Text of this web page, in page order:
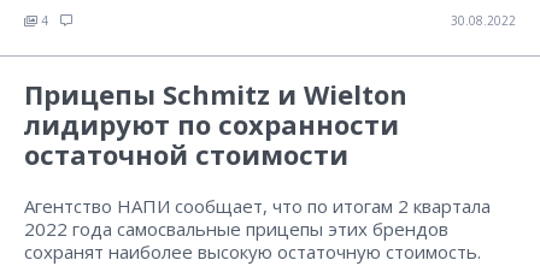
4 30.08.2022
Прицепы Schmitz и Wielton
лидируют по сохранности
остаточной стоимости
Агентство НАПИ сообщает, что по итогам 2 квартала
2022 года самосвальные прицепы этих брендов
сохранят наиболее высокую остаточную стоимость.